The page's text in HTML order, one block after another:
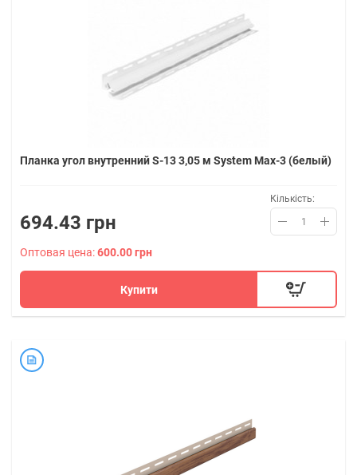
Планка угол внутренний S-13 3,05 м System Max-3 (белый)
694.43 грн
Кількість:
Оптовая цена:600.00 грн
Купити